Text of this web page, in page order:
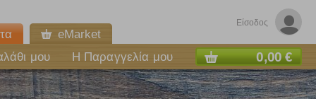
Είσοδος
eMarket
μου
Η Παραγγελία μου 0,00 €